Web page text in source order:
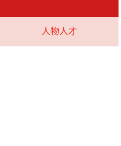
人物人才